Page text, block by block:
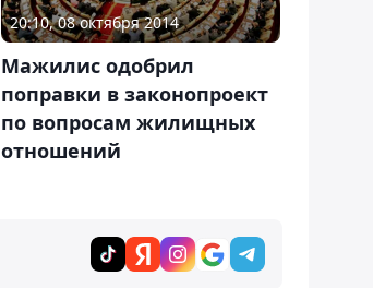
20:10, 08 октября 2014
Мажилис одобрил
поправки в законопроект
по вопросам жилищных
отношений